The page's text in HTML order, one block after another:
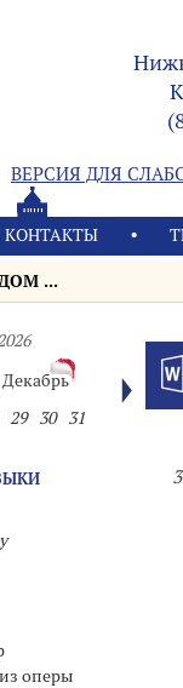
ВЕРСИЯ ДЛЯ
КОНТАКТЫ
...
Декабрь
29 30 31
оперы